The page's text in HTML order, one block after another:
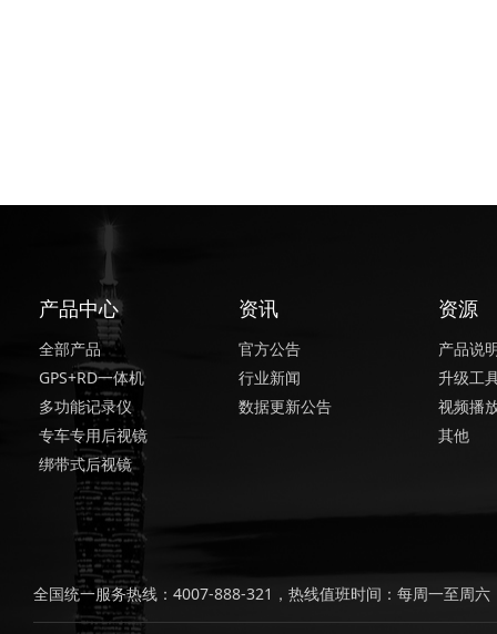
产品中心
全部产品
GPS+RD一体机
多功能记录仪
专车专用后视镜
绑带式后视镜
资讯
官方公告
行业新闻
数据更新公告
资源
产品说
升级工
视频播
其他
全国统一服务热线：4007-888-321，热线值班时间：每周一至周